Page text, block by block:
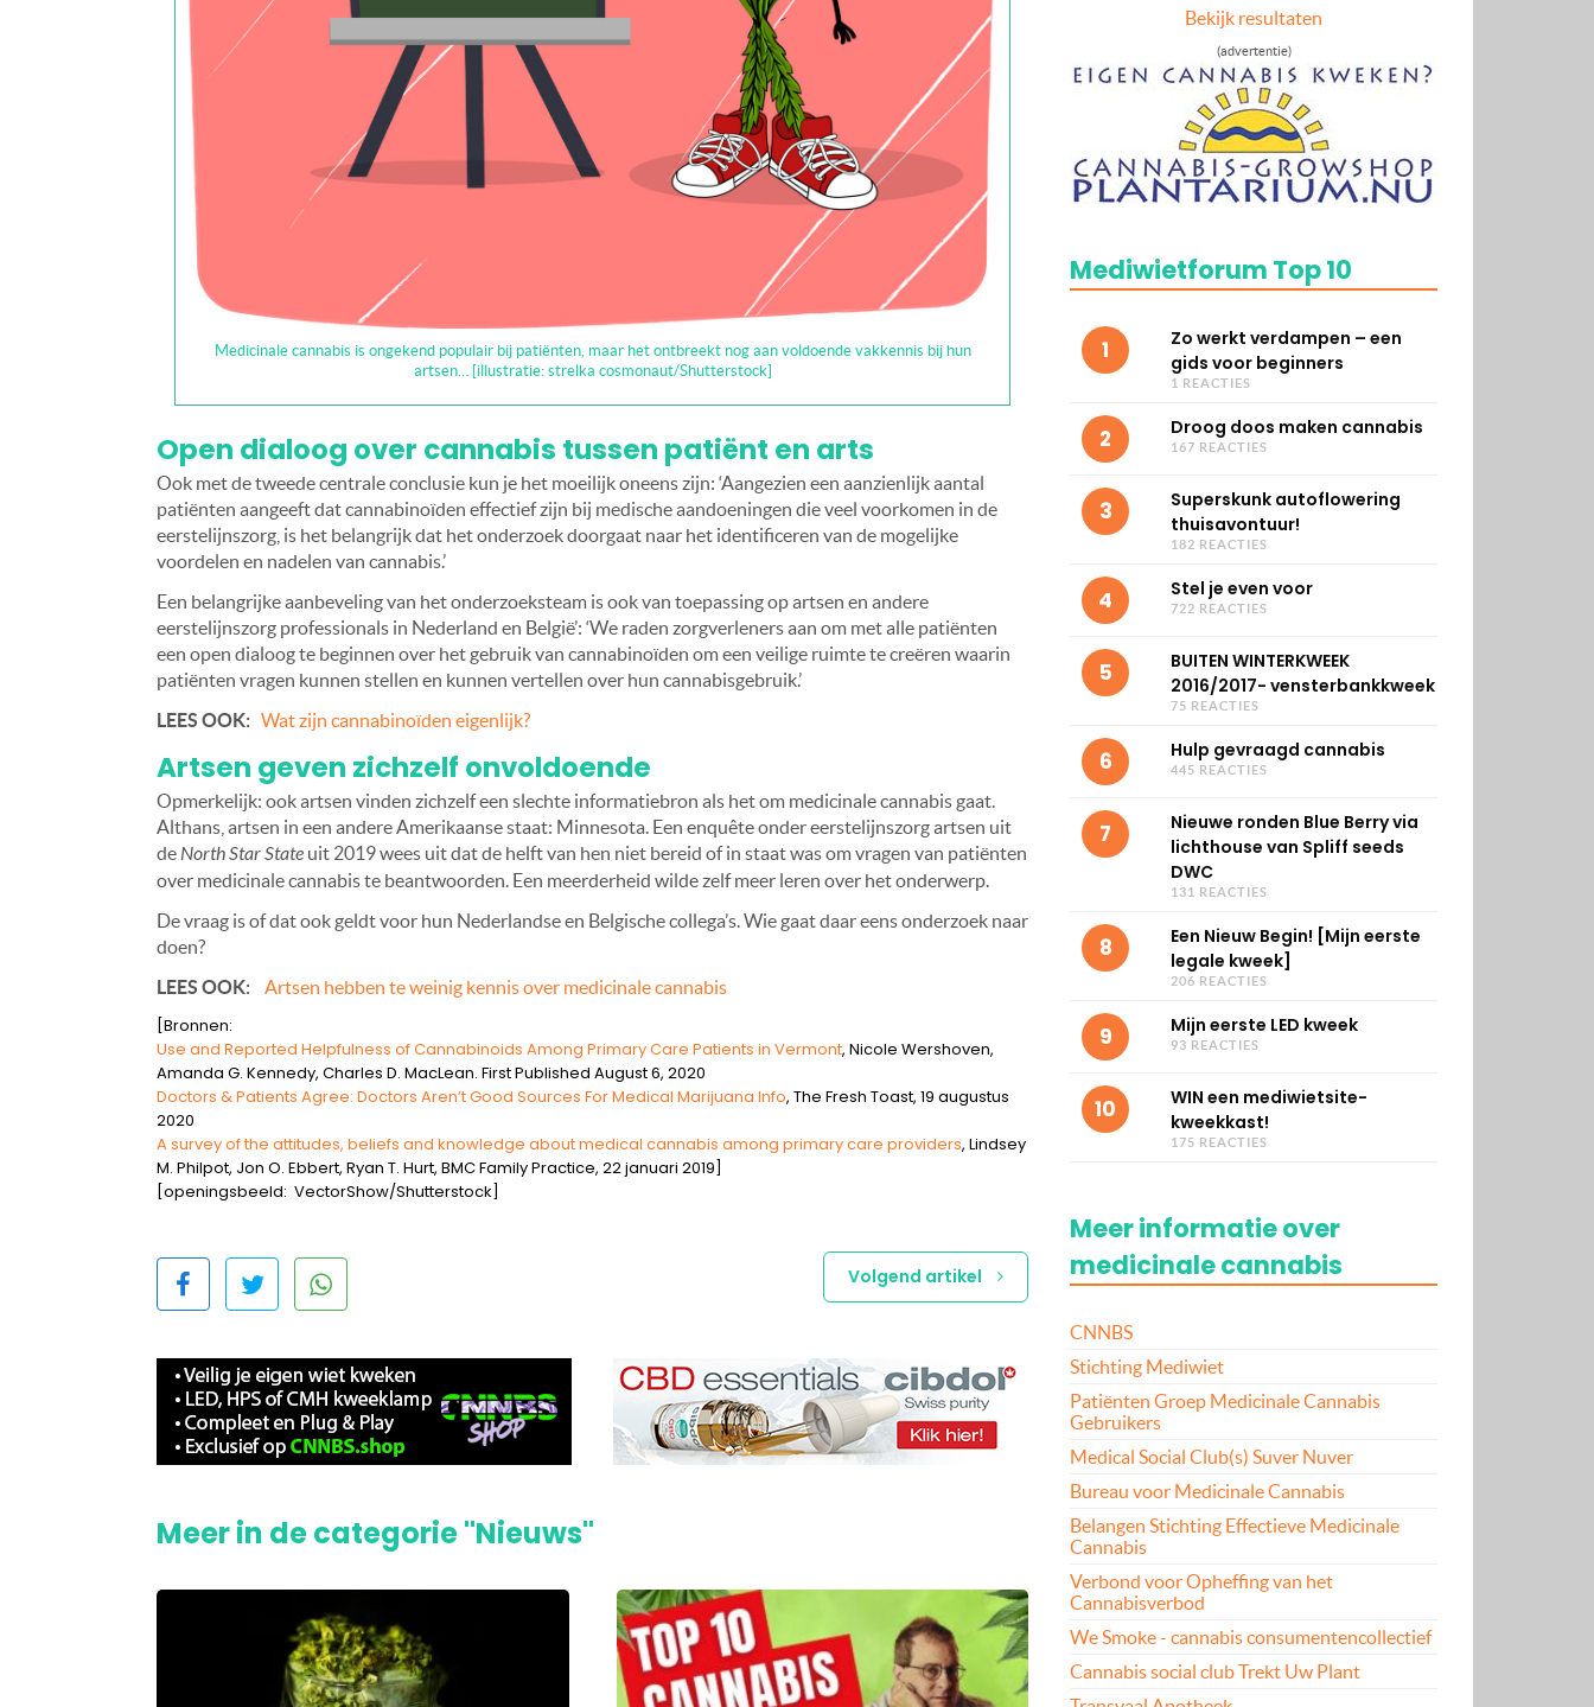
Medicinale cannabis is ongekend populair bij patiënten, maar het ontbreekt nog aan voldoende vakkennis bij hun
artsen… [illustratie: strelka cosmonaut/Shutterstock]
Open dialoog over cannabis tussen patiënt en arts
Ook met de tweede centrale conclusie kun je het moeilijk oneens zijn: ‘Aangezien een aanzienlijk aantal
patiënten aangeeft dat cannabinoïden effectief zijn bij medische aandoeningen die veel voorkomen in de
eerstelijnszorg, is het belangrijk dat het onderzoek doorgaat naar het identificeren van de mogelijke
voordelen en nadelen van cannabis.’
Een belangrijke aanbeveling van het onderzoeksteam is ook van toepassing op artsen en andere
eerstelijnszorg professionals in Nederland en België’: ‘We raden zorgverleners aan om met alle patiënten
een open dialoog te beginnen over het gebruik van cannabinoïden om een veilige ruimte te creëren waarin
patiënten vragen kunnen stellen en kunnen vertellen over hun cannabisgebruik.’
LEES OOK: Wat zijn cannabinoïden eigenlijk?
Artsen geven zichzelf onvoldoende
Opmerkelijk: ook artsen vinden zichzelf een slechte informatiebron als het om medicinale cannabis gaat.
Althans, artsen in een andere Amerikaanse staat: Minnesota. Een enquête onder eerstelijnszorg artsen uit
deNorth Star State uit 2019 wees uit dat de helft van hen niet bereid of in staat was om vragen van patiënten
over medicinale cannabis te beantwoorden. Een meerderheid wilde zelf meer leren over het onderwerp.
De vraag is of dat ook geldt voor hun Nederlandse en Belgische collega’s. Wie gaat daar eens onderzoek naar
doen?
LEES OOK:
Artsen hebben te weinig kennis over medicinale cannabis
[Bronnen:
Use and Reported Helpfulness of Cannabinoids Among Primary Care Patients in Vermont, Nicole Wershoven,
Amanda G. Kennedy, Charles D. MacLean. First Published August 6, 2020
Doctors & Patients Agree: Doctors Aren’t Good Sources For Medical Marijuana Info, The Fresh Toast, 19 augustus
2020
A survey of the attitudes, beliefs and knowledge about medical cannabis among primary care providers, Lindsey
M. Philpot, Jon O. Ebbert, Ryan T. Hurt, BMC Family Practice, 22 januari 2019]
[openingsbeeld: VectorShow/Shutterstock]
Volgend artikel
Meer in de categorie "Nieuws"
Bekijk resultaten
(advertentie)
Mediwietforum Top 10
1
Zo werkt verdampen – een
gids voor beginners
1 REACTIES
2 Droog doos maken cannabis
167 REACTIES
3
Superskunk autoflowering
thuisavontuur!
182 REACTIES
4 Stel je even voor
722 REACTIES
5
BUITEN WINTERKWEEK
2016/2017- vensterbankkweek
75 REACTIES
6 Hulp gevraagd cannabis
445 REACTIES
7
Nieuwe ronden Blue Berry via
lichthouse van Spliff seeds
DWC
131 REACTIES
8
Een Nieuw Begin! [Mijn eerste
legale kweek]
206 REACTIES
9 Mijn eerste LED kweek
93 REACTIES
10
WIN een mediwietsite-
kweekkast!
175 REACTIES
Meer informatie over
medicinale cannabis
CNNBS
Stichting Mediwiet
Patiënten Groep Medicinale Cannabis
Gebruikers
Medical Social Club(s) Suver Nuver
Bureau voor Medicinale Cannabis
Belangen Stichting Effectieve Medicinale
Cannabis
Verbond voor Opheffing van het
Cannabisverbod
We Smoke - cannabis consumentencollectief
Cannabis social club Trekt Uw Plant